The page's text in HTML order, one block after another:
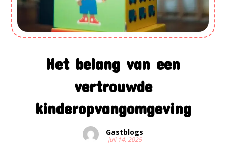
Het belang van een
vertrouwde
kinderopvangomgeving
Gastblogs
juli 14, 2025